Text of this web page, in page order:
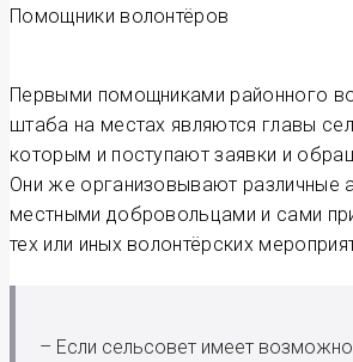
Помощники волонтёров
Первыми помощниками районного
штаба на местах являются главы
которым и поступают заявки и
Они же организовывают различные
местными добровольцами и сами
тех или иных волонтёрских
– Если сельсовет имеет